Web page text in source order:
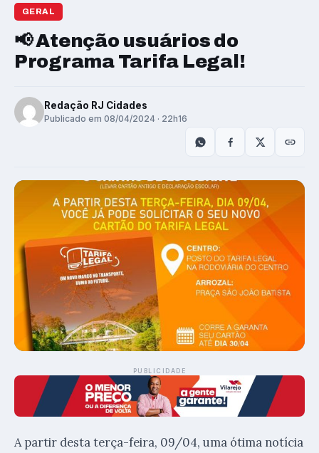
GERAL
📢 Atenção usuários do
Programa Tarifa Legal!
Redação RJ Cidades
Publicado em 08/04/2024 · 22h16
PUBLICIDADE
A partir desta terça-feira, 09/04, uma ótima notícia